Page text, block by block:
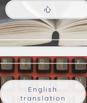
心
English
translation